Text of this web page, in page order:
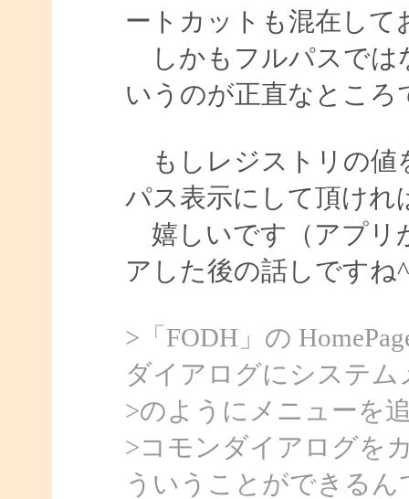
ートカットも混在して
しかもフルパスでは
いうのが正直なところ
もしレジストリの値
パス表示にして頂けれ
嬉しいです（アプリ
アした後の話しですね
>「FODH」の
ダイアログにシステム
>のようにメニューを
>コモンダイアログを
ういうことができるん